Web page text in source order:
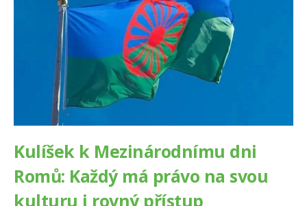
Kulíšek k Mezinárodnímu dni
Romů: Každý má právo na svou
kulturu i rovný přístup